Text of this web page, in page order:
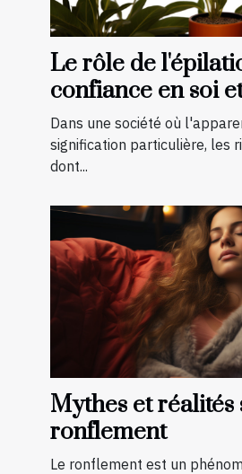
Le rôle de
confiance en soi
être général
Dans une société où
signification particulière, les
dont...
Mythes et réalités
ronflement
Le ronflement est un